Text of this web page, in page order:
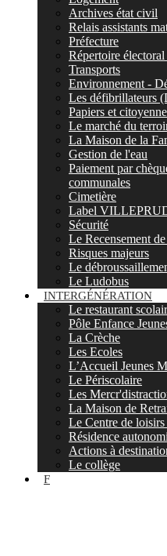
Archives état civil
Relais assistants
Préfecture
Répertoire
Transports
Environnement -
Les défibrillateurs
Papiers et
Le marché du
La Maison de la
Gestion de l'eau
Paiement par
communales
Cimetière
Label
Sécurité
Le Recensement
Risques majeurs
Le
Le Ludobus
INTERGÉNÉRATION
Le restaurant
Pôle Enfance
La Crèche
Les Ecoles
L’Accueil Jeunes
Le Périscolaire
Les
La Maison de
Le Centre de
Résidence
Actions à
Le collège
F